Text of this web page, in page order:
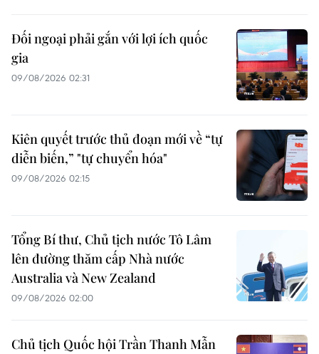
Đối ngoại phải gắn với lợi ích quốc
gia
09/08/2026 02:31
Kiên quyết trước thủ đoạn mới về “tự
diễn biến,” "tự chuyển hóa"
09/08/2026 02:15
Tổng Bí thư, Chủ tịch nước Tô Lâm
lên đường thăm cấp Nhà nước
Australia và New Zealand
09/08/2026 02:00
Chủ tịch Quốc hội Trần Thanh Mẫn